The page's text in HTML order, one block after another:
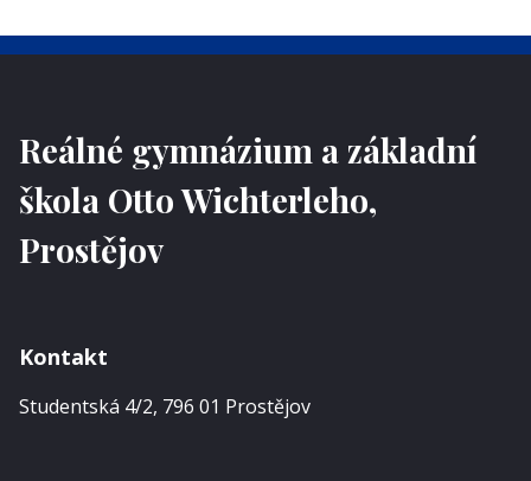
Reálné gymnázium a základní
škola Otto Wichterleho,
Prostějov
Kontakt
Studentská 4/2, 796 01 Prostějov